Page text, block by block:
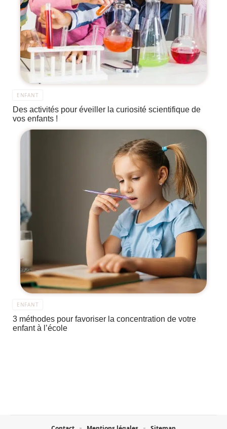
ENFANT
Des activités pour éveiller la curiosité scientifique de
vos enfants !
ENFANT
3 méthodes pour favoriser la concentration de votre
enfant à l’école